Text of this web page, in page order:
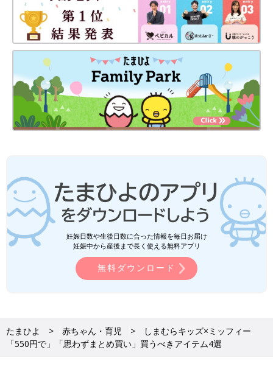
妊娠日数や生後日数に合った情報を毎日お届け
妊娠中から産後まで長く使える無料アプリ
無料ダウンロード
たまひよ 赤ちゃん・育児
しまむらキッズ×ミッフィー
「550円で」「思わずまとめ買い」買うべきアイテム4選